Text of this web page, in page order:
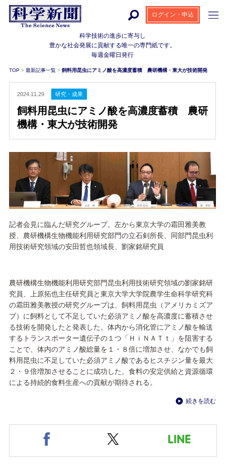
科学技術の進歩に寄与し
豊かな社会発展に貢献する唯一の専門紙です。
毎週金曜日発行
ログイン・申込
TOP > 最新記事一覧 > 飼料用昆虫にアミノ酸を高濃度蓄積 農研機構・東大が技術開発
2024.11.29 研究・成果
飼料用昆虫にアミノ酸を高濃度蓄積 農研
機構・東大が技術開発
記者会見に臨んだ研究グループ。左から東京大学の霜田雅美教
授、農研機構生物機能利用研究部門の立石剣所長、同部門昆虫利
用技術研究領域の安田哲也領域長、劉家銘研究員
農研機構生物機能利用研究部門昆虫利用技術研究領域の劉家銘研
究員、上原拓也主任研究員と東京大学大学院農学生命科学研究科
の霜田雅美教授の研究グループは、飼料用昆虫（アメリカミズア
ブ）に飼料として不足していた必須アミノ酸を高濃度に蓄積させ
る技術を開発したと発表した。体内から消化管にアミノ酸を輸送
するトランスポーター遺伝子の１つ「ＨｉＮＡＴｔ」を阻害する
ことで、体内のアミノ酸総量を１・８倍に増加させ、なかでも飼
料用昆虫に不足していた必須アミノ酸であるヒスチジン量を最大
２・９倍増加させることに成功した。食料の安定供給と資源循環
による持続的食料生産への貢献が期待される。
続きを読む